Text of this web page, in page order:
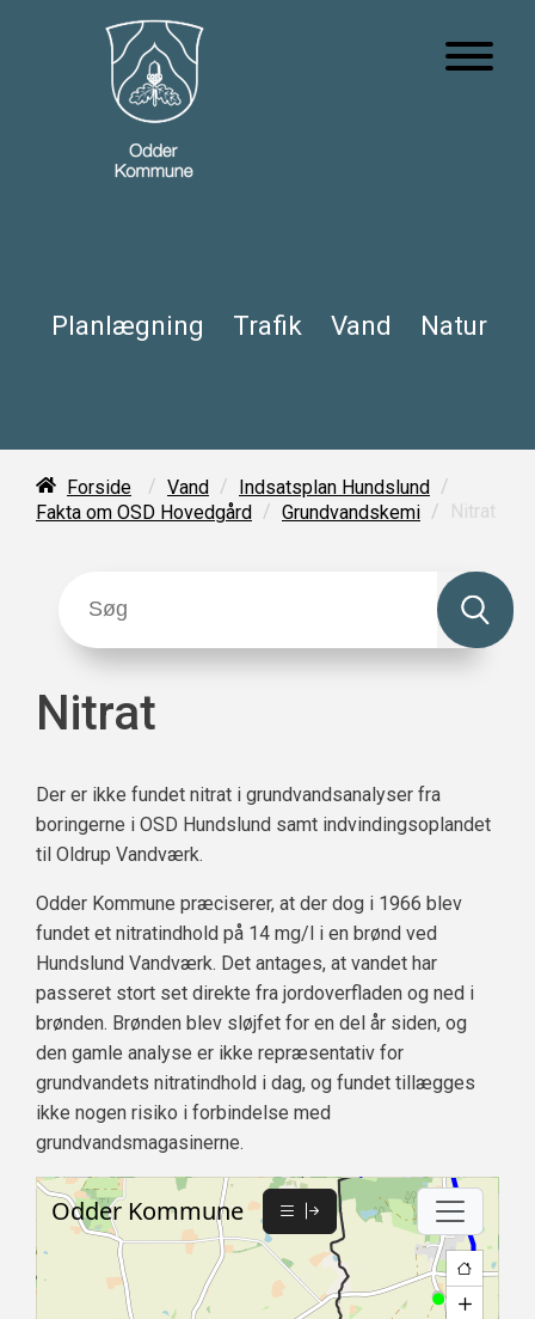
Planlægning Trafik Vand Natur
Forside / Vand / Indsatsplan Hundslund /
Fakta om OSD Hovedgård / Grundvandskemi / Nitrat
Nitrat
Der er ikke fundet nitrat i grundvandsanalyser fra
boringerne i OSD Hundslund samt indvindingsoplandet
til Oldrup Vandværk.
Odder Kommune præciserer, at der dog i 1966 blev
fundet et nitratindhold på 14 mg/l i en brønd ved
Hundslund Vandværk. Det antages, at vandet har
passeret stort set direkte fra jordoverfladen og ned i
brønden. Brønden blev sløjfet for en del år siden, og
den gamle analyse er ikke repræsentativ for
grundvandets nitratindhold i dag, og fundet tillægges
ikke nogen risiko i forbindelse med
grundvandsmagasinerne.